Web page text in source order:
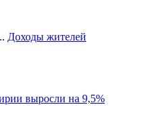
Доходы жителей
выросли на 9,5%